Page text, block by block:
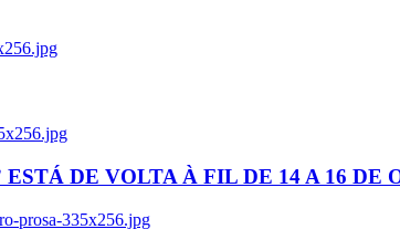
DE VOLTA À FIL DE 14 A 16 DE
prosa-335x256.jpg